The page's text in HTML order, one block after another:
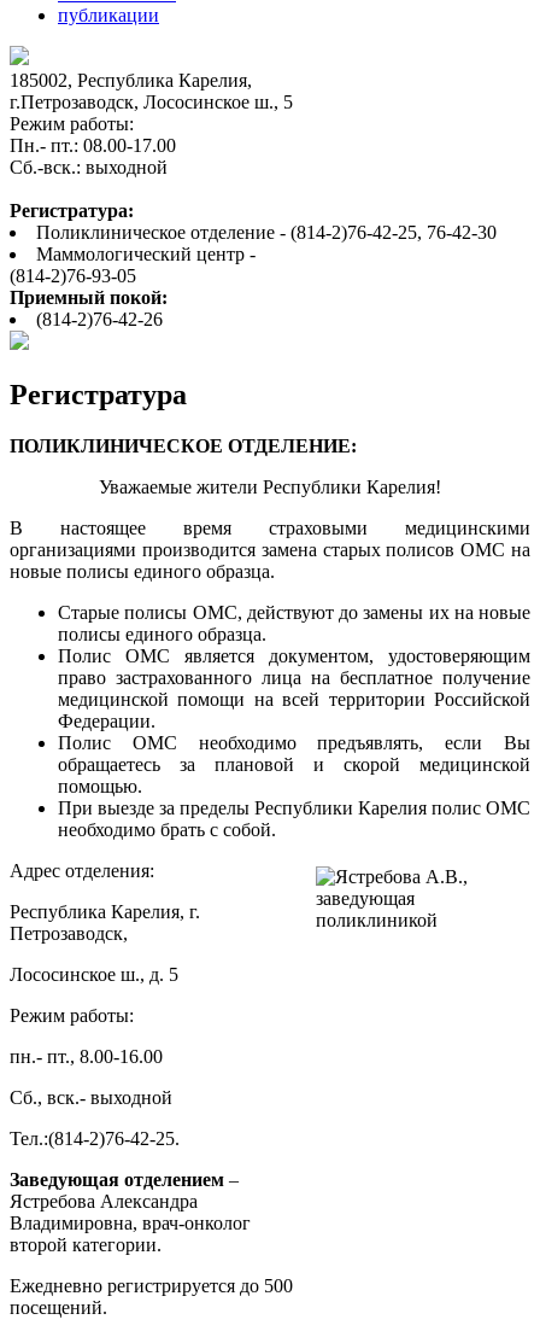
публикации
185002, Республика Карелия,
г.Петрозаводск, Лососинское ш., 5
Режим работы:
Пн.- пт.: 08.00-17.00
Cб.-вск.: выходной
Регистратура:
Поликлиническое отделение - (814-2)76-42-25, 76-42-30
Маммологический центр -
(814-2)76-93-05
Приемный покой:
(814-2)76-42-26
Регистратура
ПОЛИКЛИНИЧЕСКОЕ ОТДЕЛЕНИЕ:
Уважаемые жители Республики Карелия!
В настоящее время страховыми медицинскими
организациями производится замена старых полисов ОМС на
новые полисы единого образца.
Старые полисы ОМС, действуют до замены их на новые
полисы единого образца.
Полис ОМС является документом, удостоверяющим
право застрахованного лица на бесплатное получение
медицинской помощи на всей территории Российской
Федерации.
Полис ОМС необходимо предъявлять, если Вы
обращаетесь за плановой и скорой медицинской
помощью.
При выезде за пределы Республики Карелия полис ОМС
необходимо брать с собой.
Адрес отделения:
Республика Карелия, г.
Петрозаводск,
Лососинское ш., д. 5
Режим работы:
пн.- пт., 8.00-16.00
Сб., вск.- выходной
Тел.:(814-2)76-42-25.
Заведующая отделением –
Ястребова Александра
Владимировна, врач-онколог
второй категории.
Ежедневно регистрируется до 500
посещений.